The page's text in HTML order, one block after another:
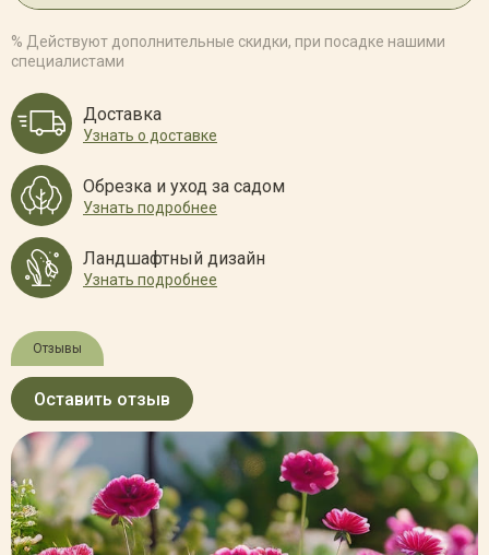
% Действуют дополнительные скидки, при посадке нашими
специалистами
Доставка
Узнать о доставке
Обрезка и уход за садом
Узнать подробнее
Ландшафтный дизайн
Узнать подробнее
Отзывы
Оставить отзыв